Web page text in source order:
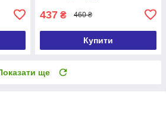
437 ₴ 460 ₴
Купити
ще